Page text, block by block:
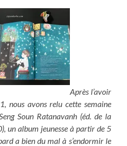
Après l’avoir
nous avons relu cette semaine
Soun Ratanavanh (éd. de la
un album jeunesse à partir de 5
a bien du mal à s’endormir le